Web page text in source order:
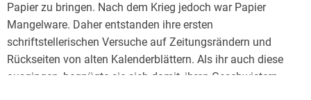
Papier zu bringen. Nach dem Krieg jedoch war Papier
Mangelware. Daher entstanden ihre ersten
schriftstellerischen Versuche auf Zeitungsrändern und
Rückseiten von alten Kalenderblättern. Als ihr auch diese
ausgingen, begnügte sie sich damit, ihren Geschwistern